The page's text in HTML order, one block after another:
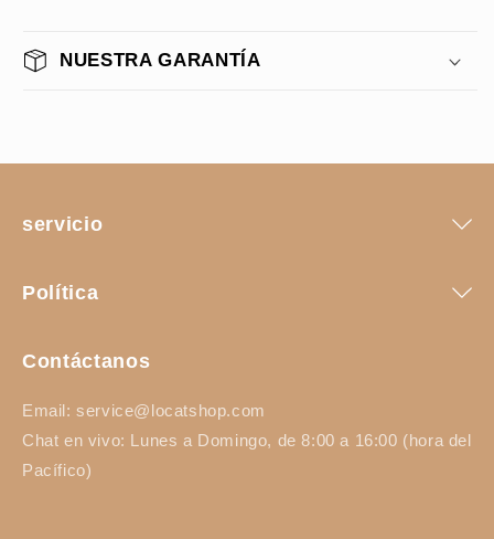
NUESTRA GARANTÍA
servicio
Política
Contáctanos
Email: service@locatshop.com
Chat en vivo: Lunes a Domingo, de 8:00 a 16:00 (hora del
Pacífico)